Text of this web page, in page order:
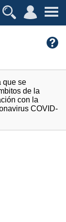
que se
de la
con la
COVID-